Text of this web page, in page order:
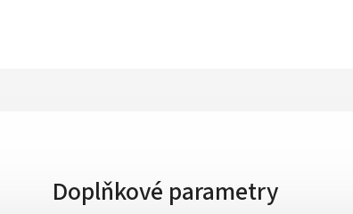
Doplňkové parametry